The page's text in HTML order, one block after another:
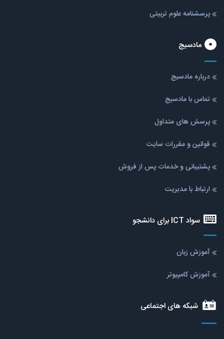
پرسشنامه علوم تربیتی
مادسیج
درباره مادسیج
تماس با مادسیج
پرسش های متداول
قوانین و مقررات سایت
پشتیبانی و خدمات پس از فروش
ارتباط با مدیریت
سواد ICT برای دانشجو
آموزش زبان
آموزش کامپیوتر
شبکه های اجتماعی